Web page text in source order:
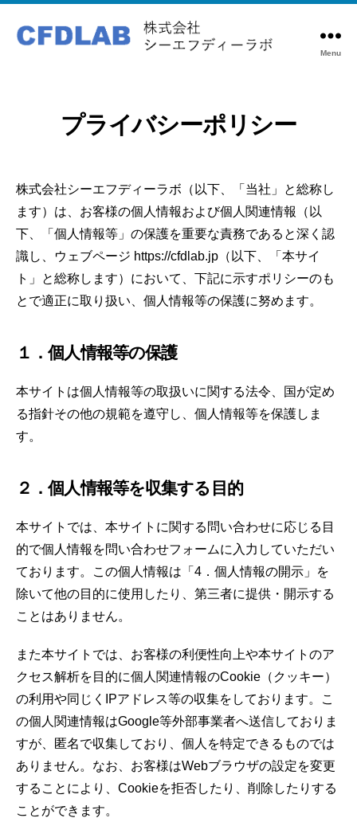
フ
デ
ィ
ー
ラ
Menu
プライバシーポリシー
株式会社シーエフディーラボ（以下、「当社」と総称し
ます）は、お客様の個人情報および個人関連情報（以
下、「個人情報等」の保護を重要な責務であると深く認
識し、ウェブページ https://cfdlab.jp（以下、「本サイ
ト」と総称します）において、下記に示すポリシーのも
とで適正に取り扱い、個人情報等の保護に努めます。
１．個人情報等の保護
本サイトは個人情報等の取扱いに関する法令、国が定め
る指針その他の規範を遵守し、個人情報等を保護しま
す。
２．個人情報等を収集する目的
本サイトでは、本サイトに関する問い合わせに応じる目
的で個人情報を問い合わせフォームに入力していただい
ております。この個人情報は「4．個人情報の開示」を
除いて他の目的に使用したり、第三者に提供・開示する
ことはありません。
また本サイトでは、お客様の利便性向上や本サイトのア
クセス解析を目的に個人関連情報のCookie（クッキー）
の利用や同じくIPアドレス等の収集をしております。こ
の個人関連情報はGoogle等外部事業者へ送信しておりま
すが、匿名で収集しており、個人を特定できるものでは
ありません。なお、お客様はWebブラウザの設定を変更
することにより、Cookieを拒否したり、削除したりする
ことができます。